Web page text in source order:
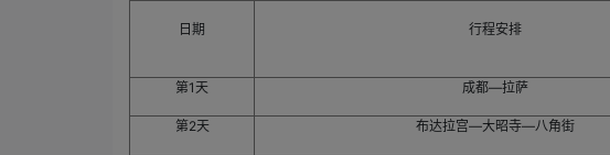
日期 行程安排
第1天 成都—拉萨
第2天 布达拉宫—大昭寺—八角街